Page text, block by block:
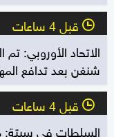
l قبل 4 ساعات
الاتحاد الأوروبي:
شنغن بعد تدافع
l قبل 4 ساعات